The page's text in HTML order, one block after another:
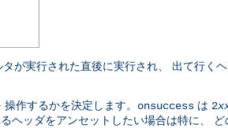
が実行された直後に実行され、 出て行く
作するかを決定します。 onsuccess は 2
ヘッダをアンセットしたい場合は特に、 ど